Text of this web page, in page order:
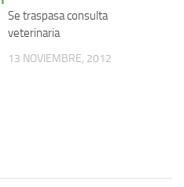
Se traspasa consulta
veterinaria
13 NOVIEMBRE, 2012